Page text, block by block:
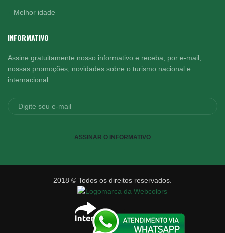
Melhor idade
INFORMATIVO
Assine gratuitamente nosso informativo e receba, por e-mail,
nossas promoções, novidades sobre o turismo nacional e
internacional
ASSINAR O INFORMATIVO
2018 © Todos os direitos reservados.